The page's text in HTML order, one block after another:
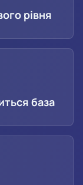
рівня
база